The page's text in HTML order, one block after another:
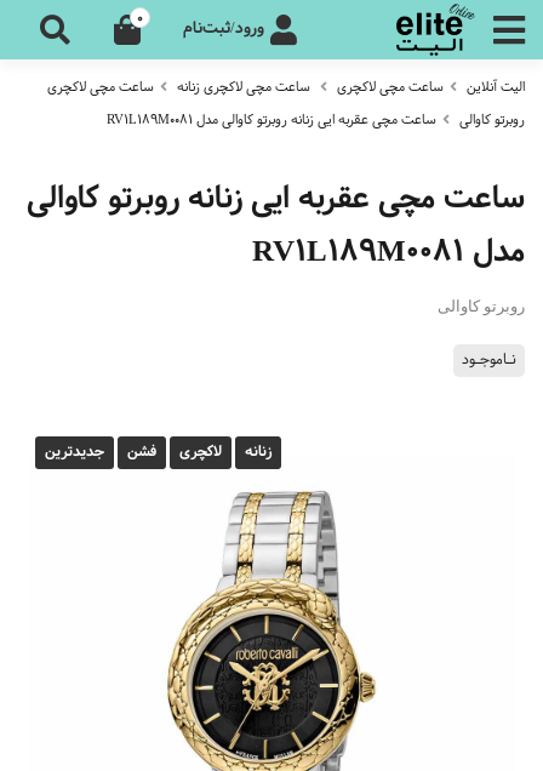
ورود/ثبت‌نام 0
الیت آنلاین ساعت مچی لاکچری ساعت مچی لاکچری زنانه
ساعت مچی لاکچری
روبرتو کاوالی
ساعت مچی عقربه ایی زنانه روبرتو کاوالی مدل RV1L189M0081
ساعت مچی عقربه ایی زنانه روبرتو کاوالی
مدل RV1L189M0081
روبرتو کاوالی
نـاموجـود
زنانه لاکچری فشن جدیدترین